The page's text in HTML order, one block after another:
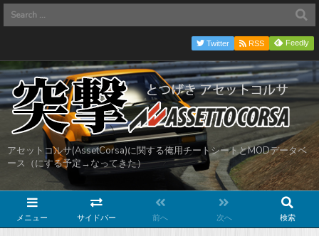
アセットコルサ(AssetCorsa)に関する俺用チートシートとMODデータベ
ース（にする予定→なってきた）
メニュー サイドバー 前へ 次へ 検索
Twitter RSS Feedly